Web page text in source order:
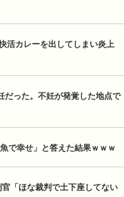
活カレーを出してしまい炎上
だった。不妊が発覚した地点で
で幸せ」と答えた結果ｗｗｗ
「ほな裁判で土下座してない